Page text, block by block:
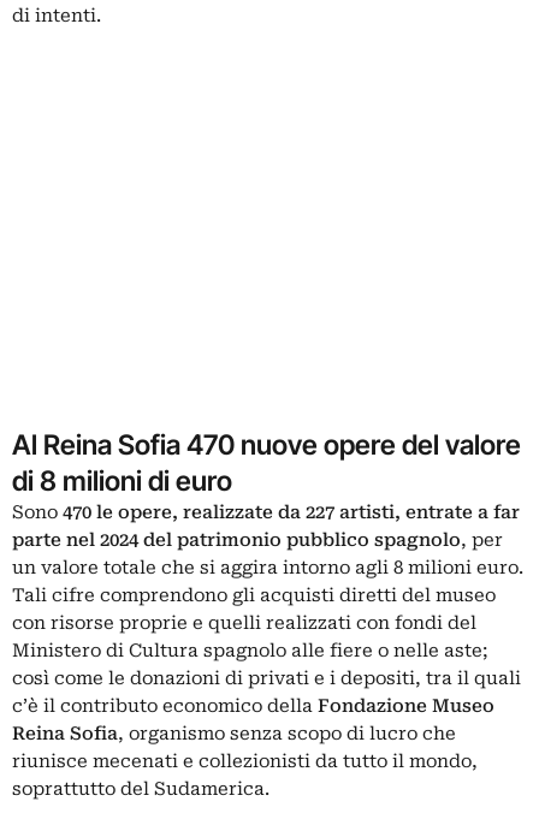
di intenti.
Al Reina Sofia 470 nuove opere del valore
di 8 milioni di euro
Sono 470 le opere, realizzate da 227 artisti, entrate a far
parte nel 2024 del patrimonio pubblico spagnolo, per
un valore totale che si aggira intorno agli 8 milioni euro.
Tali cifre comprendono gli acquisti diretti del museo
con risorse proprie e quelli realizzati con fondi del
Ministero di Cultura spagnolo alle fiere o nelle aste;
così come le donazioni di privati e i depositi, tra il quali
c’è il contributo economico della Fondazione Museo
Reina Sofia, organismo senza scopo di lucro che
riunisce mecenati e collezionisti da tutto il mondo,
soprattutto del Sudamerica.